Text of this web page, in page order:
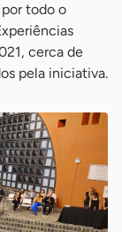
todo o
cerca de
pela iniciativa.